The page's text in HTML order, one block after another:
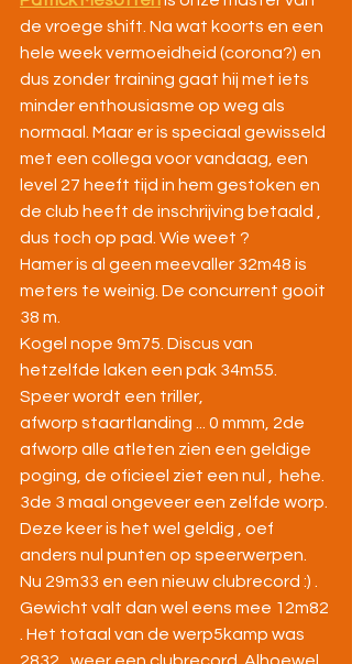
de vroege shift. Na wat koorts en een
hele week vermoeidheid (corona?) en
dus zonder training gaat hij met iets
minder enthousiasme op weg als
normaal. Maar er is speciaal gewisseld
met een collega voor vandaag, een
level 27 heeft tijd in hem gestoken en
de club heeft de inschrijving betaald ,
dus toch op pad. Wie weet ?
Hamer is al geen meevaller 32m48 is
meters te weinig. De concurrent gooit
38 m.
Kogel nope 9m75. Discus van
hetzelfde laken een pak 34m55.
Speer wordt een triller,
afworp staartlanding ... 0 mmm, 2de
afworp alle atleten zien een geldige
poging, de oficieel ziet een nul ,  hehe.
3de 3 maal ongeveer een zelfde worp.
Deze keer is het wel geldig , oef
anders nul punten op speerwerpen.
Nu 29m33 en een nieuw clubrecord :) .
Gewicht valt dan wel eens mee 12m82
. Het totaal van de werp5kamp was